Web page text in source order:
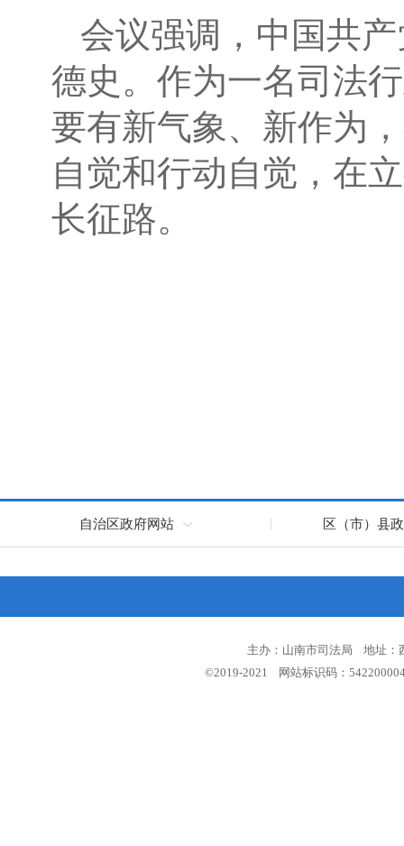
会议强调，中国共
德史。作为一名司法
要有新气象、新作为
自觉和行动自觉，在
长征路。
自治区政府网站 区（市）县
主办：山南市司法局 地址：
©2019-2021 网站标识码：